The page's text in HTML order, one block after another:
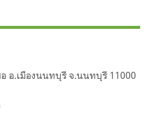
อ.เมืองนนทบุรี จ.นนทบุรี 11000